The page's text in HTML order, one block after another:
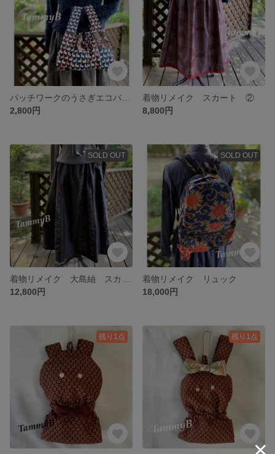
2,800円
着物リメイク スカート ②
8,800円
SOLD OUT
12,800円
SOLD OUT
着物リメイク リュック
18,000円
残り1点 残り1点